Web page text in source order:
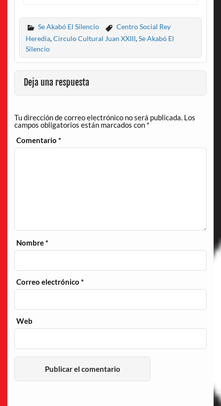
Se Akabó El Silencio
Centro Social Rey
Heredia,Circulo Cultural Juan XXIII,Se Akabó El
Silencio
Deja una respuesta
Tu dirección de correo electrónico no será publicada. Los
campos obligatorios están marcados con *
Comentario*
Nombre*
Correo electrónico*
Web